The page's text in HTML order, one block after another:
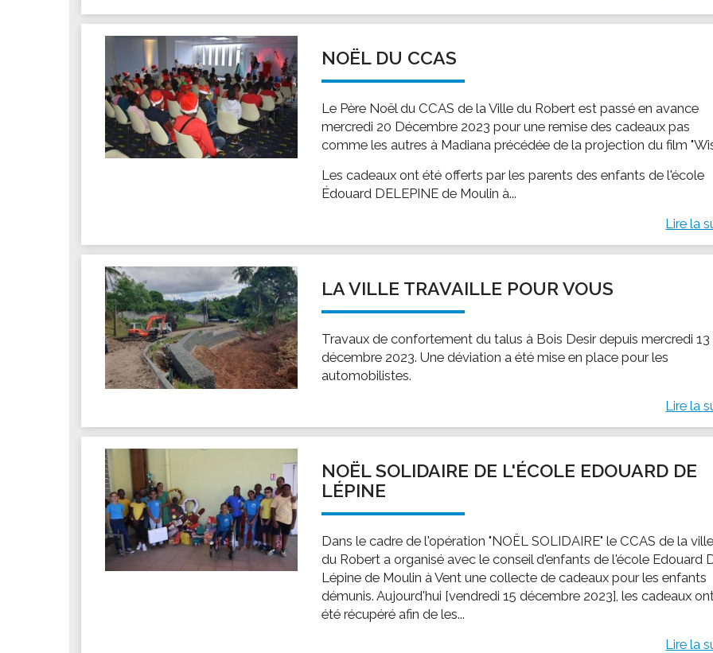
Faire une demande de subvention
Les activités des associations
VIE PRATIQUE
Les espaces numériques
Infos baignade
Les marchés
Le funéraire
Numéros d'urgence
SANTÉ
Annuaire santé
NOËL DU CCAS
Le Père Noël du CCAS de la Ville du Robert est passé en avance
mercredi 20 Décembre 2023 pour une remise des cadeaux pas
comme les autres à Madiana précédée de la projection du film
Les cadeaux ont été offerts par les parents des enfants de l'école
Édouard DELEPINE de Moulin à...
Lire la
LA VILLE TRAVAILLE POUR VOUS
Travaux de confortement du talus à Bois Desir depuis mercredi 13
décembre 2023. Une déviation a été mise en place pour les
automobilistes.
Lire la
NOËL SOLIDAIRE DE L'ÉCOLE EDOUARD DE
LÉPINE
Dans le cadre de l'opération "NOËL SOLIDAIRE" le CCAS de la ville
du Robert a organisé avec le conseil d'enfants de l'école Edouard
Lépine de Moulin à Vent une collecte de cadeaux pour les enfants
démunis. Aujourd'hui [vendredi 15 décembre 2023], les cadeaux
été récupéré afin de les...
Lire la